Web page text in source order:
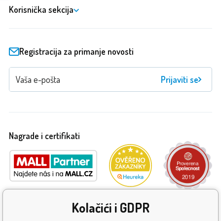
Korisnička sekcija
Registracija za primanje novosti
Prijaviti se
Nagrade i certifikati
Kolačići i GDPR